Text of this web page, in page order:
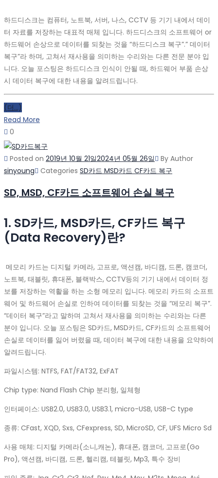
하드디스크는 컴퓨터, 노트북, 서버, 나스, CCTV 등 기기 내에서 데이
터 자료를 저장하는 대표적 매체 입니다. 하드디스크의 소프트웨어 or
하드웨어 손상으로 데이터를 되찾는 것을 “하드디스크 복구”.” 데이터
복구”라 하며, 고쳐서 재사용을 의미하는 수리와는 다른 전문 분야 입
니다. 오늘 포스팅은 하드디스크 인식이 안될 때, 하드웨어 부품 손상
시 데이터 복구에 대한 내용을 알려드립니다.
(더…)
Read More
0
Posted on 2019년 10월 21일2024년 05월 26일 By Author
sinyoung
Categories SD카드 MSD카드 CF카드 복구
SD, MSD, CF카드 소프트웨어 손실 복구
1. SD카드, MSD카드, CF카드 복구
(Data Recovery)란?
메모리 카드는 디지털 카메라, 고프로, 액션캠, 바디캠, 드론, 캠코더,
노트북, 태블릿, 휴대폰, 블랙박스, CCTV등의 기기 내에서 데이터 정
보를 저장하는 역활을 하는 소형 메모리 입니다. 메모리 카드의 소프트
웨어 및 하드웨어 손실로 인하여 데이터를 되찾는 것을 “메모리 복구”.
“데이터 복구”라고 말하며 고쳐서 재사용을 의미하는 수리와는 다른
분야 입니다. 오늘 포스팅은 SD카드, MSD카드, CF카드의 소프트웨어
손실로 데이터를 잃어 버렸을 때, 데이터 복구에 대한 내용을 요약하여
알려드립니다.
파일시스템: NTFS, FAT/FAT32, ExFAT
Chip type: Nand Flash Chip 분리형, 일체형
인터페이스: USB2.0, USB3.0, USB3.1, micro-USB, USB-C type
종류: CFast, XQD, Sxs, CFexpress, SD, MicroSD, CF, UFS Micro Sd
사용 매체: 디지털 카메라(소니,캐논), 휴대폰, 캠코더, 고프로(Go
Pro), 액션캠, 바디캠, 드론, 헬리캠, 테블릿, Mp3, 특수 장비